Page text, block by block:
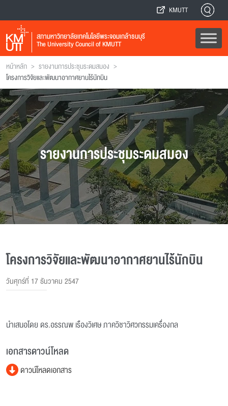
KMUTT
สภามหาวิทยาลัยเทคโนโลยีพระจอมเกล้าธนบุรี
The University Council of KMUTT
หน้าหลัก > รายงานการประชุมระดมสมอง >
โครงการวิจัยและพัฒนาอากาศยานไร้นักบิน
รายงานการประชุมระดมสมอง
โครงการวิจัยและพัฒนาอากาศยานไร้นักบิน
วันศุกร์ที่ 17 ธันวาคม 2547
นำเสนอโดย ดร.อรรณพ เรืองวิเศษ ภาควิชาวิศวกรรมเครื่องกล
เอกสารดาวน์โหลด
ดาวน์โหลดเอกสาร